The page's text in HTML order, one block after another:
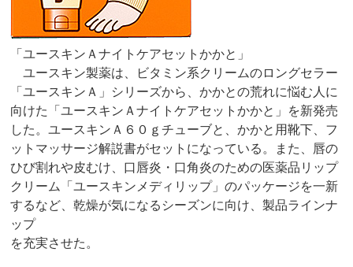
「ユースキンＡナイトケアセットかかと」
ユースキン製薬は、ビタミン系クリームのロングセラー
「ユースキンＡ」シリーズから、かかとの荒れに悩む人に
向けた「ユースキンＡナイトケアセットかかと」を新発売
した。ユースキンＡ６０ｇチューブと、かかと用靴下、フ
ットマッサージ解説書がセットになっている。また、唇の
ひび割れや皮むけ、口唇炎・口角炎のための医薬品リップ
クリーム「ユースキンメディリップ」のパッケージを一新
するなど、乾燥が気になるシーズンに向け、製品ラインナ
ップ
を充実させた。